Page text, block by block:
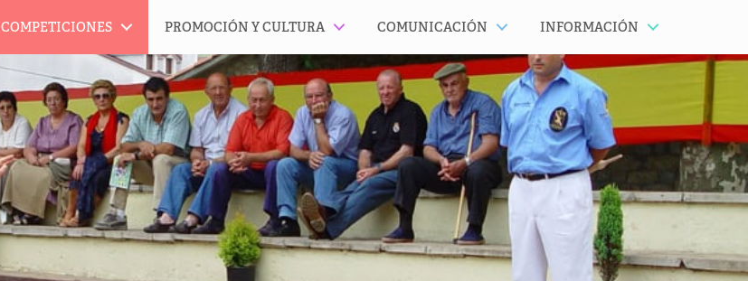
COMPETICIONES PROMOCIÓN Y CULTURA COMUNICACIÓN INFORMACIÓN